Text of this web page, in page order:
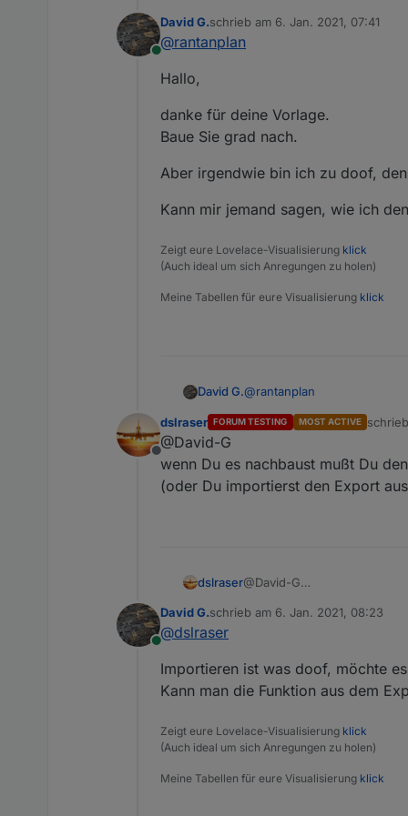
Manchmal ist es
Hier der geänderte Export:
Spoiler
Online
David G.schrieb am 6. Jan. 2021, 07:41
zuletzt editiert von
@rantanplan
Hallo,
danke für deine Vorlage.
Baue Sie grad nach.
Aber irgendwie bin ich zu doof,
Kann mir jemand sagen, wie ich
Zeigt eure Lovelace-Visualisierung klick
(Auch ideal um sich Anregungen zu holen)
Meine Tabellen für eure Visualisierung klick
David G.@rantanplan
Hallo,
danke für deine Vorlage.
Baue Sie grad nach.
Aber irgendwie bin ich zu
Offline
dslraser FORUM TESTING MOST ACTIVE
zuletzt
@David-G
wenn Du es nachbaust mußt Du
(oder Du importierst den Export
dslraser@David-G
(oder Du importierst den
Online
David G.schrieb am 6. Jan. 2021, 08:23
zuletzt editiert von
@dslraser
Importieren ist was doof, möchte
Kann man die Funktion aus dem
Zeigt eure Lovelace-Visualisierung klick
(Auch ideal um sich Anregungen zu holen)
Meine Tabellen für eure Visualisierung klick